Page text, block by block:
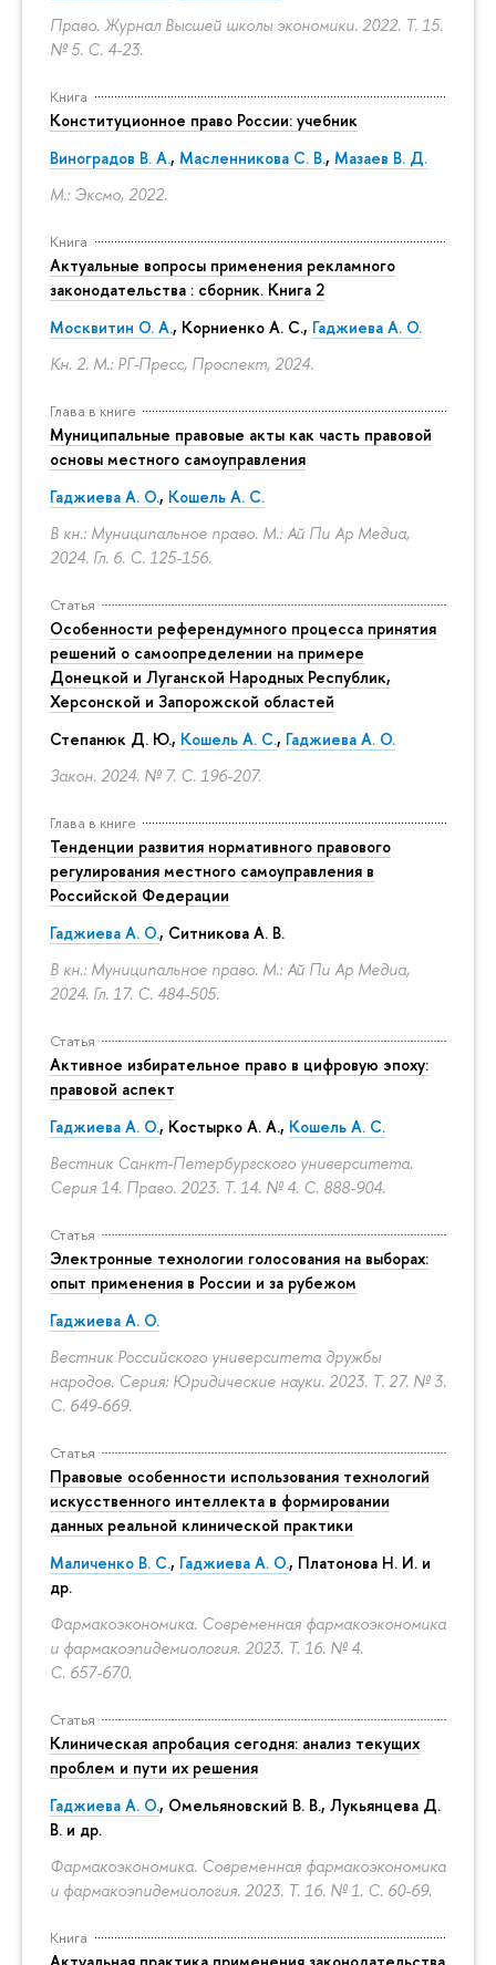
Право. Журнал Высшей школы экономики. 2022. Т. 15.
№ 5. С. 4-23.
Книга
Конституционное право России: учебник
Виноградов В. А., Масленникова С. В., Мазаев В. Д.
М.: Эксмо, 2022.
Книга
Актуальные вопросы применения рекламного
законодательства : сборник. Книга 2
Москвитин О. А., Корниенко А. С., Гаджиева А. О.
Кн. 2. М.: РГ-Пресс, Проспект, 2024.
Глава в книге
Муниципальные правовые акты как часть правовой
основы местного самоуправления
Гаджиева А. О., Кошель А. С.
В кн.: Муниципальное право. М.: Ай Пи Ар Медиа,
2024. Гл. 6. С. 125-156.
Статья
Особенности референдумного процесса принятия
решений о самоопределении на примере
Донецкой и Луганской Народных Республик,
Херсонской и Запорожской областей
Степанюк Д. Ю., Кошель А. С., Гаджиева А. О.
Закон. 2024. № 7. С. 196-207.
Глава в книге
Тенденции развития нормативного правового
регулирования местного самоуправления в
Российской Федерации
Гаджиева А. О., Ситникова А. В.
В кн.: Муниципальное право. М.: Ай Пи Ар Медиа,
2024. Гл. 17. С. 484-505.
Статья
Активное избирательное право в цифровую эпоху:
правовой аспект
Гаджиева А. О., Костырко А. А., Кошель А. С.
Вестник Санкт-Петербургского университета.
Серия 14. Право. 2023. Т. 14. № 4. С. 888-904.
Статья
Электронные технологии голосования на выборах:
опыт применения в России и за рубежом
Гаджиева А. О.
Вестник Российского университета дружбы
народов. Серия: Юридические науки. 2023. Т. 27. № 3.
С. 649-669.
Статья
Правовые особенности использования технологий
искусственного интеллекта в формировании
данных реальной клинической практики
Маличенко В. С., Гаджиева А. О., Платонова Н. И. и
др.
Фармакоэкономика. Современная фармакоэкономика
и фармакоэпидемиология. 2023. Т. 16. № 4.
С. 657-670.
Статья
Клиническая апробация сегодня: анализ текущих
проблем и пути их решения
Гаджиева А. О., Омельяновский В. В., Лукьянцева Д.
В. и др.
Фармакоэкономика. Современная фармакоэкономика
и фармакоэпидемиология. 2023. Т. 16. № 1. С. 60-69.
Книга